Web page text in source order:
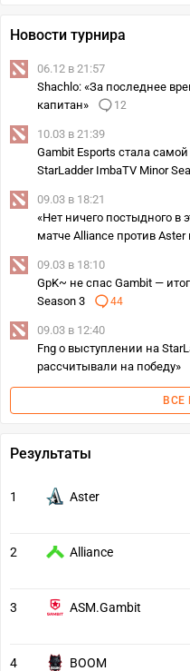
Новости турнира
06.12 в 21:57
Shachlo: «За последнее
капитан»
12
10.03 в 21:39
Gambit Esports стала
StarLadder ImbaTV Minor
09.03 в 18:21
«Нет ничего постыдного
матче Alliance против
09.03 в 18:10
GpK~ не спас Gambit —
Season 3
44
09.03 в 12:40
Fng о выступлении на
рассчитывали на победу»
ВСЕ
Результаты
1 Aster
2 Alliance
3 ASM.Gambit
4 BOOM